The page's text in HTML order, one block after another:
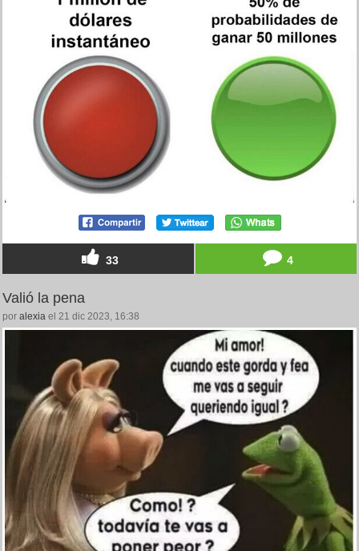
33 4
Valió la pena
por alexia el 21 dic 2023, 16:38